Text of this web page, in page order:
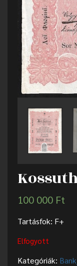
100 000 Ft
Tartásfok: F+
Elfogyott
Kategóriák: